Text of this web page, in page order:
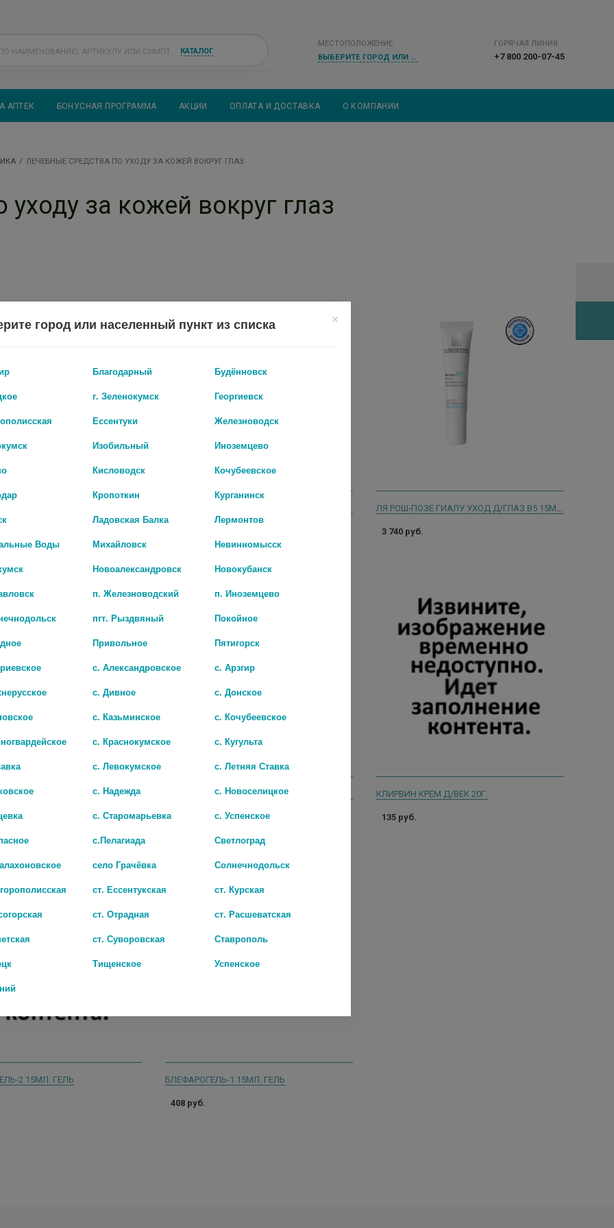
КАТАЛОГ
МЕСТОПОЛОЖЕНИЕ
ВЫБЕРИТЕ ГОРОД ИЛИ НАСЕЛЕННЫЙ ПУНКТ
ГОРЯЧАЯ ЛИНИЯ
+7 800 200-07-45
АПТЕК БОНУСНАЯ ПРОГРАММА АКЦИИ ОПЛАТА И ДОСТАВКА О КОМПАНИИ
ЛЕЧЕБНЫЕ СРЕДСТВА ПО УХОДУ ЗА КОЖЕЙ ВОКРУГ ГЛАЗ
за кожей вокруг глаз
ОЧИЩЕНИЕ 30МЛ. ГЕЛЬ ЛЯ РОШ-ПОЗЕ ГИАЛУ УХОД Д/ГЛАЗ В5 15МЛ. [LRP]
3 740 руб.
ЛИБРИДЕРМ ВИТАМИН Е КРЕМ АНТИОКСИДАНТ Д/ГЛАЗ 20МЛ. [LIBREDERM]
990 руб.
КЛИРВИН КРЕМ Д/ВЕК 20Г.
135 руб.
2 15МЛ. ГЕЛЬ БЛЕФАРОГЕЛЬ-1 15МЛ. ГЕЛЬ
408 руб.
город или населенный пункт из списка
Благодарный
Будённовск
г. Зеленокумск
Георгиевск
Ессентуки
Железноводск
Изобильный
Иноземцево
Кисловодск
Кочубеевское
Кропоткин
Курганинск
Ладовская Балка
Лермонтов
Воды
Михайловск
Невинномысск
Новоалександровск
Новокубанск
п. Железноводский
п. Иноземцево
пгт. Рыздвяный
Покойное
Привольное
Пятигорск
с. Александровское
с. Арзгир
с. Дивное
с. Донское
с. Казьминское
с. Кочубеевское
с. Краснокумское
с. Кугульта
с. Левокумское
с. Летняя Ставка
с. Надежда
с. Новоселицкое
с. Старомарьевка
с. Успенское
с.Пелагиада
Светлоград
село Грачёвка
Солнечнодольск
ст. Ессентукская
ст. Курская
ст. Отрадная
ст. Расшеватская
ст. Суворовская
Ставрополь
Тищенское
Успенское